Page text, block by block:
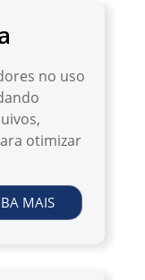
no uso
otimizar
MAIS